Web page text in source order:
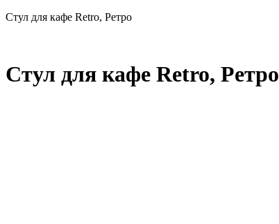
Стул для кафе Retro, Ретро
Стул для кафе Retro, Ретро